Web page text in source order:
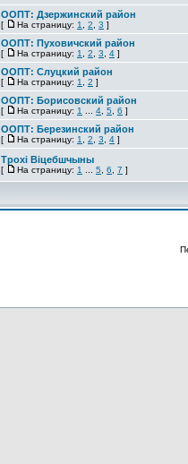
ООПТ: Дзержинский район
[ На страницу: 1 2 3 ]
ООПТ: Пуховичский район
[ На страницу: 1 2 3 4 ]
ООПТ: Слуцкий район
[ На страницу: 1 2 ]
ООПТ: Борисовский район
[ На страницу: 1 4 5 6 ]
ООПТ: Березинский район
[ На страницу: 1 2 3 4 ]
Трохі Віцебшчыны
[ На страницу: 1 5 6 7 ]